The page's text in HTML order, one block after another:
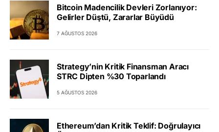
Bitcoin Madencilik Devleri Zorlanıyor:
Gelirler Düştü, Zararlar Büyüdü
7 AĞUSTOS 2026
Strategy’nin Kritik Finansman Aracı
STRC Dipten %30 Toparlandı
5 AĞUSTOS 2026
Ethereum’dan Kritik Teklif: Doğrulayıcı